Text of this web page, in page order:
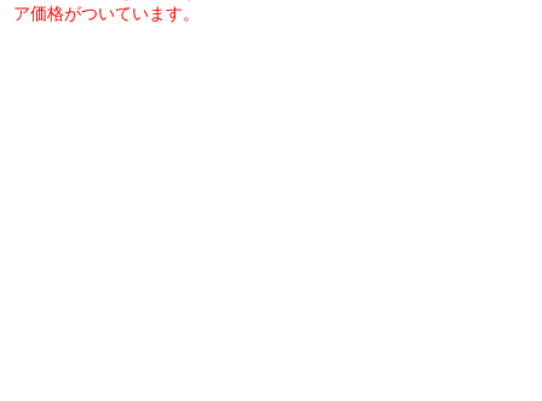
ア価格がついています。